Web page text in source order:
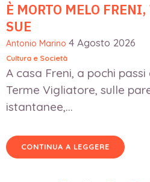
È MORTO MELO
SUE
Antonio Marino 4 Agosto 2026
Cultura e Società
A casa Freni, a pochi
Terme Vigliatore, sulle
istantanee,...
CONTINUA A LEGGERE